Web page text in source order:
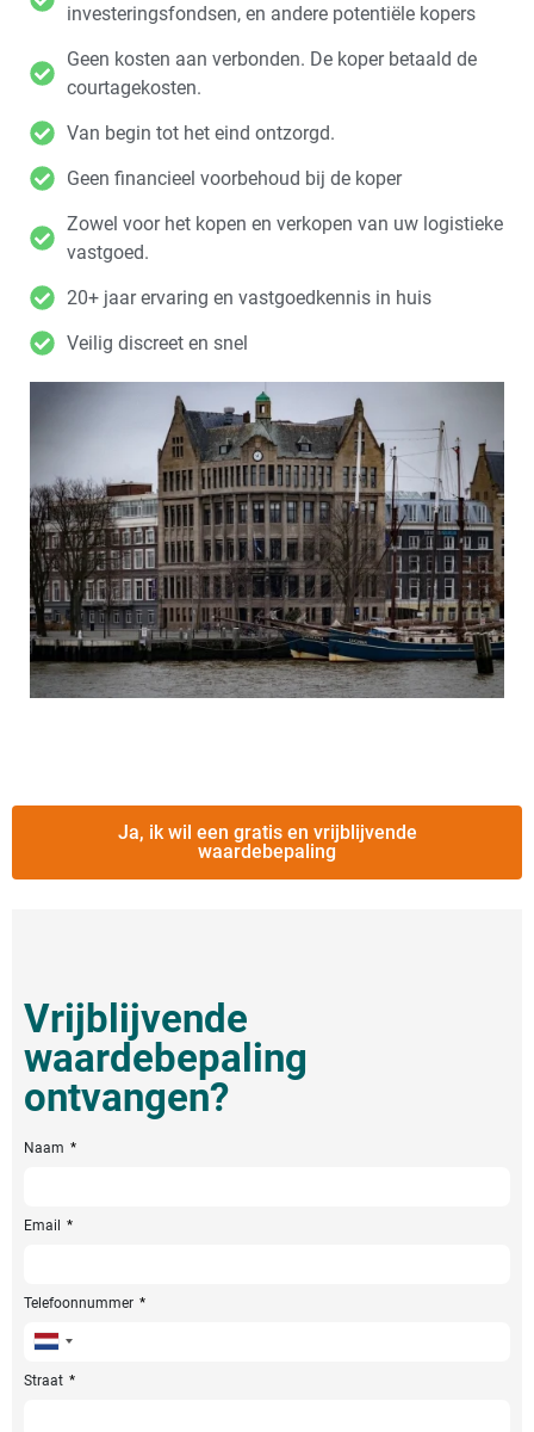
investeringsfondsen, en andere potentiële kopers
Geen kosten aan verbonden. De koper betaald de
courtagekosten.
Van begin tot het eind ontzorgd.
Geen financieel voorbehoud bij de koper
Zowel voor het kopen en verkopen van uw logistieke
vastgoed.
20+ jaar ervaring en vastgoedkennis in huis
Veilig discreet en snel
Ja, ik wil een gratis en vrijblijvende
waardebepaling
Vrijblijvende
waardebepaling
ontvangen?
Naam
Email
Telefoonnummer
Netherlands
+31
Straat